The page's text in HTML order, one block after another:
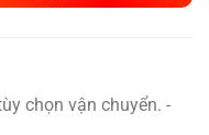
chọn vận chuyển. -